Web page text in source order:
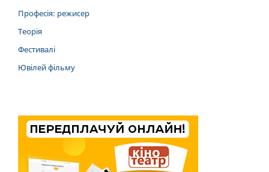
Професія: режисер
Теорія
Фестивалі
Ювілей фільму